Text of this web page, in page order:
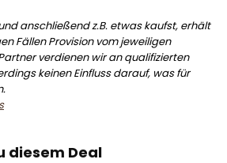
anschließend z.B. etwas kaufst, erhält
Fällen Provision vom jeweiligen
verdienen wir an qualifizierten
keinen Einfluss darauf, was für
diesem Deal